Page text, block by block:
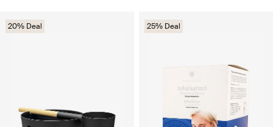
20% Deal 25% Deal